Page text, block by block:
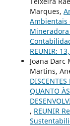
Marques,
Ambientais
Mineradora
REUNIR:
Joana
Martins,
QUANTO
, REUNIR